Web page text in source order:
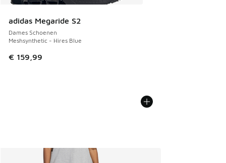
adidas Megaride S2
Dames Schoenen
Meshsynthetic - Hires Blue
€ 159,99